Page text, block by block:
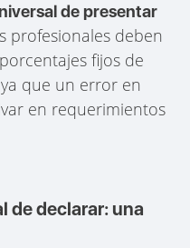
de presentar
profesionales deben
fijos de
que un error en
en requerimientos
de declarar: una